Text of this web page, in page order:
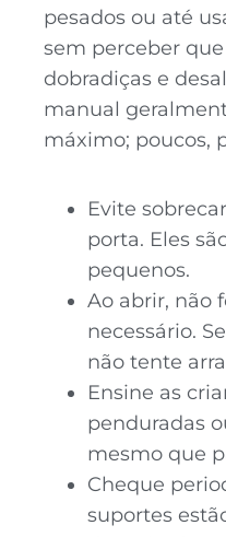
pesados ou até
sem perceber
dobradiças e
manual
máximo; poucos,
Evite
porta. Eles
pequenos.
Ao abrir, não
necessário.
não tente
Ensine as
penduradas
mesmo que
Cheque
suportes